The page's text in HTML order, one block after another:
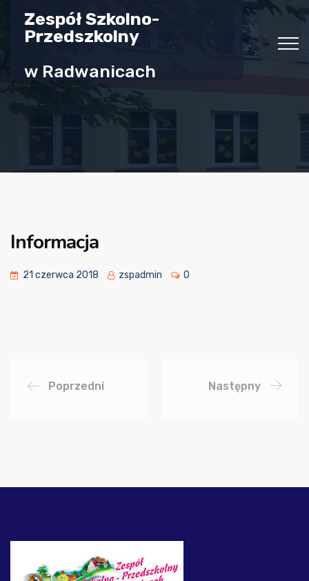
Zespół Szkolno-
Przedszkolny
w Radwanicach
Informacja
21 czerwca 2018 zspadmin 0
Poprzedni Następny